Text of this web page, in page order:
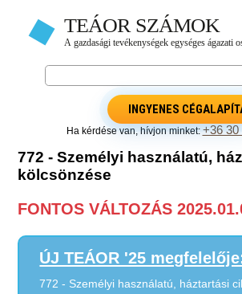
INGYENES
Ha kérdése van, hívjon minket:+36 30
772 - Személyi használatú,
kölcsönzése
FONTOS VÁLTOZÁS
ÚJ TEÁOR '25
772 - Személyi használatú, háztartási